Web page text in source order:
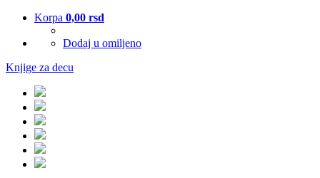
Korpa 0,00 rsd
Dodaj u omiljeno
Knjige za decu